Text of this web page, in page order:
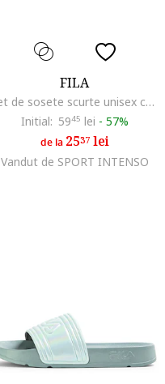
FILA
Set de sosete scurte unisex cu logo - 2 perechi, Negru
Initial: 5945 lei - 57%
de la 2537lei
Vandut de SPORT INTENSO